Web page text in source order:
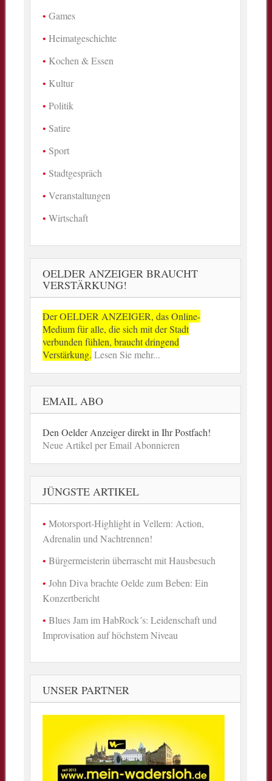
Games
Heimatgeschichte
Kochen & Essen
Kultur
Politik
Satire
Sport
Stadtgespräch
Veranstaltungen
Wirtschaft
OELDER ANZEIGER BRAUCHT
VERSTÄRKUNG!
Der OELDER ANZEIGER, das Online-
Medium für alle, die sich mit der Stadt
verbunden fühlen, braucht dringend
Verstärkung. Lesen Sie mehr...
EMAIL ABO
Den Oelder Anzeiger direkt in Ihr Postfach!
Neue Artikel per Email Abonnieren
JÜNGSTE ARTIKEL
Motorsport-Highlight in Vellern: Action,
Adrenalin und Nachtrennen!
Bürgermeisterin überrascht mit Hausbesuch
John Diva brachte Oelde zum Beben: Ein
Konzertbericht
Blues Jam im HabRock´s: Leidenschaft und
Improvisation auf höchstem Niveau
UNSER PARTNER